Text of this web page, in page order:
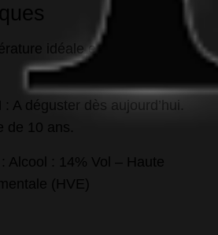
idéale entre 15° et
: A déguster dès aujourd’hui.
de 10 ans.
: Alcool : 14% Vol – Haute
(HVE)